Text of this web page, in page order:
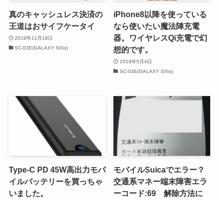
真のキャッシュレス決済の
王道はおサイフケータイ
2019年11月18日
SC-03E(GALAXY SIIIα)
iPhone8以降を使っている
なら使いたい魔法陣充電
器。ワイヤレスQi充電で幻
想的です。
2019年5月4日
SC-03E(GALAXY SIIIα)
Type-C PD 45W高出力モバ
イルバッテリーを買っちゃ
いました。
モバイルSuicaでエラー？
交通系マネー端末障害エラ
ーコード:69 解除方法に